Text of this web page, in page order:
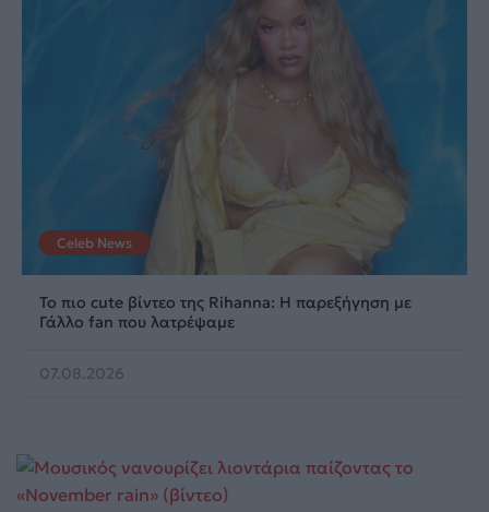
Celeb News
Το πιο cute βίντεο της Rihanna: Η παρεξήγηση με
Γάλλο fan που λατρέψαμε
07.08.2026